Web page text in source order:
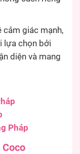
cảm giác mạnh,
lựa chọn bởi
diện và mang
Pháp